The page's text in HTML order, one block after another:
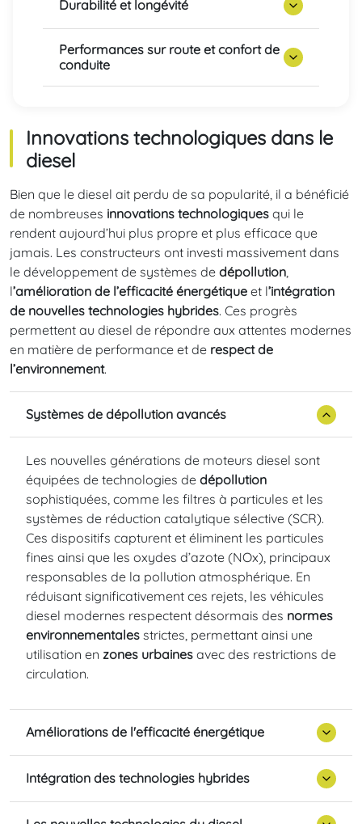
Durabilité et longévité
Performances sur route et confort de
conduite
Innovations technologiques dans le
diesel
Bien que le diesel ait perdu de sa popularité, il a bénéficié
de nombreuses innovations technologiques qui le
rendent aujourd’hui plus propre et plus efficace que
jamais. Les constructeurs ont investi massivement dans
le développement de systèmes de dépollution
l’amélioration de l’efficacité énergétique et l’intégration
de nouvelles technologies hybrides. Ces progrès
permettent au diesel de répondre aux attentes modernes
en matière de performance et de respect de
l’environnement.
Systèmes de dépollution avancés
Les nouvelles générations de moteurs diesel sont
équipées de technologies de dépollution
sophistiquées, comme les filtres à particules et les
systèmes de réduction catalytique sélective (SCR).
Ces dispositifs capturent et éliminent les particules
fines ainsi que les oxydes d’azote (NOx), principaux
responsables de la pollution atmosphérique. En
réduisant significativement ces rejets, les véhicules
diesel modernes respectent désormais des normes
environnementales strictes, permettant ainsi une
utilisation en zones urbaines avec des restrictions de
circulation.
Améliorations de l'efficacité énergétique
Intégration des technologies hybrides